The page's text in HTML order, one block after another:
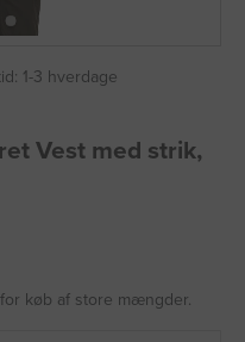
1-3 hverdage
Vest med strik,
køb af store mængder.